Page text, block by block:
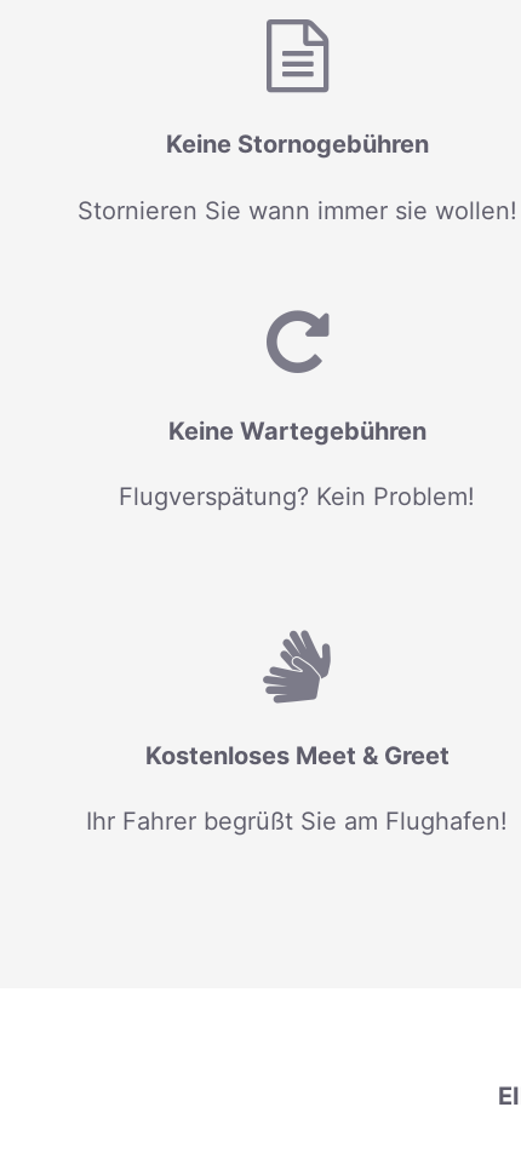
Keine Stornogebühren
Stornieren Sie wann immer sie wollen!
Keine Wartegebühren
Flugverspätung? Kein Problem!
Kostenloses Meet & Greet
Ihr Fahrer begrüßt Sie am Flughafen!